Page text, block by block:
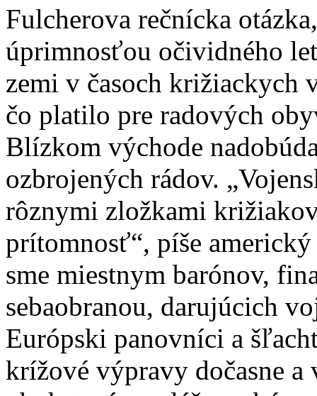
Fulcherova rečnícka
úprimnosťou očividného
zemi v časoch križiackych
čo platilo pre radových
Blízkom východe
ozbrojených rádov.
rôznymi zložkami
prítomnosť“, píše americký
sme miestnym barónov,
sebaobranou, darujúcich
Európski panovníci a
krížové výpravy dočasne a